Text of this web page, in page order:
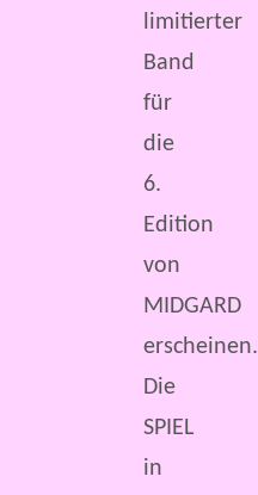
limitierter
Band
für
die
6.
Edition
von
MIDGARD
erscheinen.
Die
SPIEL
in